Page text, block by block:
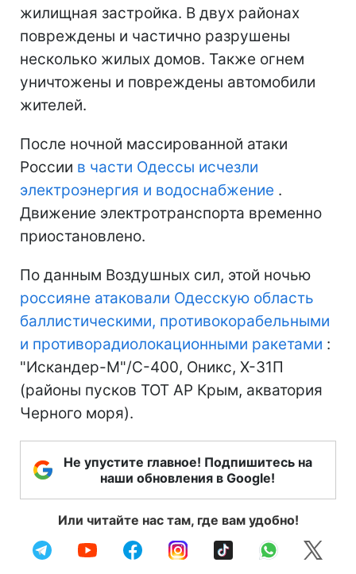
жилищная застройка. В двух районах
повреждены и частично разрушены
несколько жилых домов. Также огнем
уничтожены и повреждены автомобили
жителей.
После ночной массированной атаки
России в части Одессы исчезли
электроэнергия и водоснабжение .
Движение электротранспорта временно
приостановлено.
По данным Воздушных сил, этой ночью
россияне атаковали Одесскую область
баллистическими, противокорабельными
и противорадиолокационными ракетами :
"Искандер-М"/С-400, Оникс, Х-31П
(районы пусков ТОТ АР Крым, акватория
Черного моря).
Не упустите главное! Подпишитесь на
наши обновления в Google!
Или читайте нас там, где вам удобно!